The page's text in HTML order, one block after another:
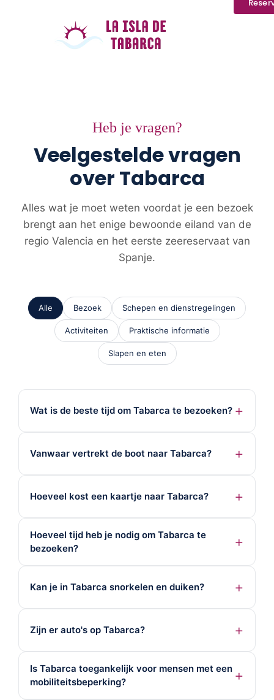
Heb je vragen?
Veelgestelde vragen
over Tabarca
Alles wat je moet weten voordat je een bezoek
brengt aan het enige bewoonde eiland van de
regio Valencia en het eerste zeereservaat van
Spanje.
Alle Bezoek Schepen en dienstregelingen
Activiteiten Praktische informatie
Slapen en eten
Wat is de beste tijd om Tabarca te bezoeken?
Vanwaar vertrekt de boot naar Tabarca?
Hoeveel kost een kaartje naar Tabarca?
Hoeveel tijd heb je nodig om Tabarca te
bezoeken?
Kan je in Tabarca snorkelen en duiken?
Zijn er auto's op Tabarca?
Is Tabarca toegankelijk voor mensen met een
mobiliteitsbeperking?